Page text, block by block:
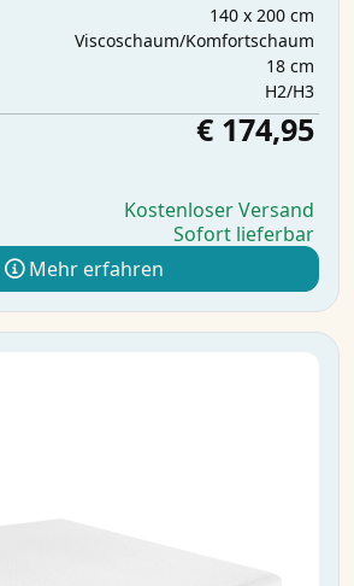
140 x 200 cm
Viscoschaum/Komfortschaum
18 cm
H2/H3
€ 174,95
Kostenloser Versand
Sofort lieferbar
Mehr erfahren